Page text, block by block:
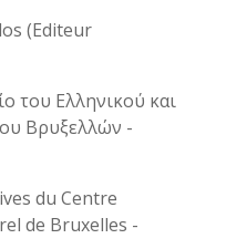
(Editeur
του Ελληνικού και
Βρυξελλών -
du Centre
de Bruxelles -